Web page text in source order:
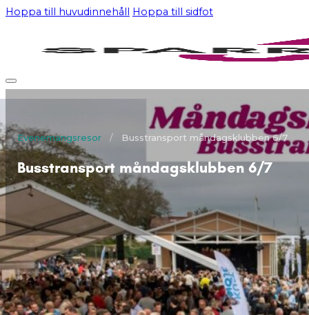
Hoppa till huvudinnehåll Hoppa till sidfot
Evenemangsresor / Busstransport måndagsklubben 6/7
Busstransport måndagsklubben 6/7
OM RESAN